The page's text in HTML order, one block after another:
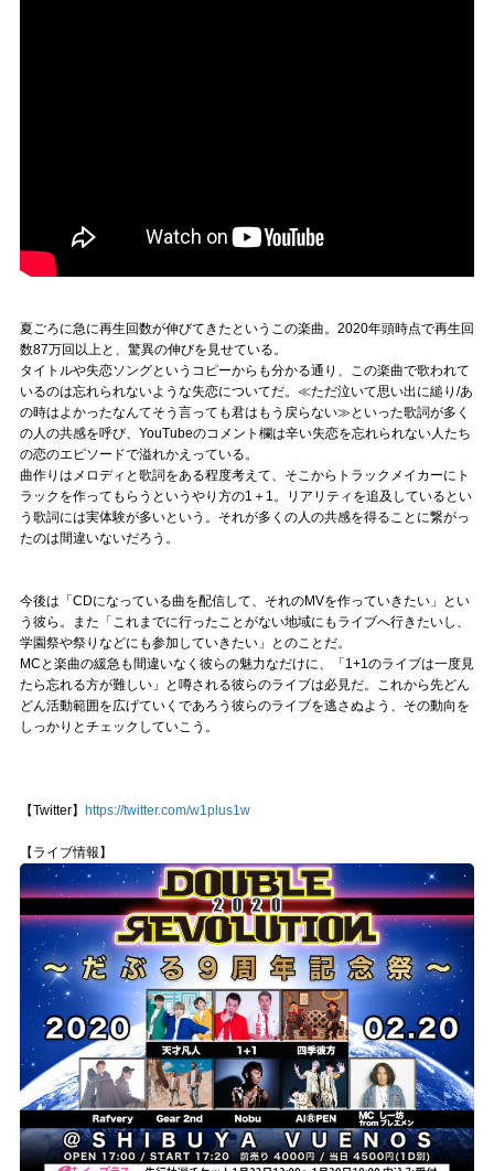
夏ごろに急に再生回数が伸びてきたというこの楽曲。2020年頭時点で再生回
数87万回以上と、驚異の伸びを見せている。
タイトルや失恋ソングというコピーからも分かる通り、この楽曲で歌われて
いるのは忘れられないような失恋についてだ。≪ただ泣いて思い出に縋り/あ
の時はよかったなんてそう言っても君はもう戻らない≫といった歌詞が多く
の人の共感を呼び、YouTubeのコメント欄は辛い失恋を忘れられない人たち
の恋のエピソードで溢れかえっている。
曲作りはメロディと歌詞をある程度考えて、そこからトラックメイカーにト
ラックを作ってもらうというやり方の1＋1。リアリティを追及しているとい
う歌詞には実体験が多いという。それが多くの人の共感を得ることに繋がっ
たのは間違いないだろう。
今後は「CDになっている曲を配信して、それのMVを作っていきたい」とい
う彼ら。また「これまでに行ったことがない地域にもライブへ行きたいし、
学園祭や祭りなどにも参加していきたい」とのことだ。
MCと楽曲の緩急も間違いなく彼らの魅力なだけに、「1+1のライブは一度見
たら忘れる方が難しい」と噂される彼らのライブは必見だ。これから先どん
どん活動範囲を広げていくであろう彼らのライブを逃さぬよう、その動向を
しっかりとチェックしていこう。
【Twitter】 https://twitter.com/w1plus1w
【ライブ情報】